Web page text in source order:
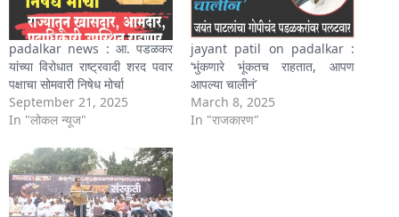
padalkar news : आ. पडळकर
यांच्या विरोधात राष्ट्रवादी शरद पवार
पक्षाचा सोमवारी निषेध मोर्चा
September 21, 2025
In "लोकल न्यूज"
jayant patil on padalkar :
‘भुंकणारे भूंकतच राहतात, आपण
आपल्या चालीनं’
March 8, 2025
In "राजकारण"